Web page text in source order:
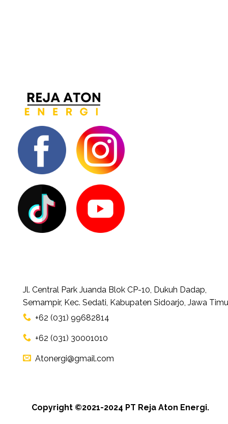
Jl. Central Park Juanda Blok CP-10, Dukuh Dadap,
Semampir, Kec. Sedati, Kabupaten Sidoarjo, Jawa
+62 (031) 99682814
+62 (031) 30001010
Atonergi@gmail.com
Copyright ©2021-2024 PT Reja Aton Energi.